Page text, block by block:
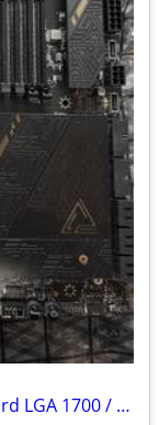
MSI Meg Z790 ACE Gaming motherboard LGA 1700 / DDR5 / E-ATX